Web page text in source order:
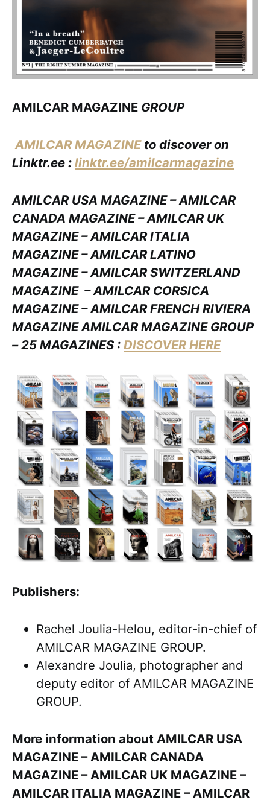
AMILCAR MAGAZINE GROUP
AMILCAR MAGAZINEto discover on
Linktr.ee : linktr.ee/amilcarmagazine
AMILCAR USA MAGAZINE – AMILCAR
CANADA MAGAZINE – AMILCAR UK
MAGAZINE – AMILCAR ITALIA
MAGAZINE – AMILCAR LATINO
MAGAZINE – AMILCAR SWITZERLAND
MAGAZINE – AMILCAR CORSICA
MAGAZINE – AMILCAR FRENCH RIVIERA
MAGAZINE AMILCAR MAGAZINE GROUP
– 25 MAGAZINES : DISCOVER HERE
Publishers:
Rachel Joulia-Helou, editor-in-chief of
AMILCAR MAGAZINE GROUP.
Alexandre Joulia, photographer and
deputy editor of AMILCAR MAGAZINE
GROUP.
More information about AMILCAR USA
MAGAZINE – AMILCAR CANADA
MAGAZINE – AMILCAR UK MAGAZINE –
AMILCAR ITALIA MAGAZINE – AMILCAR